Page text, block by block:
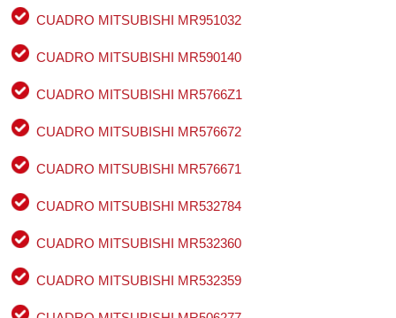
CUADRO MITSUBISHI MR951032
CUADRO MITSUBISHI MR590140
CUADRO MITSUBISHI MR5766Z1
CUADRO MITSUBISHI MR576672
CUADRO MITSUBISHI MR576671
CUADRO MITSUBISHI MR532784
CUADRO MITSUBISHI MR532360
CUADRO MITSUBISHI MR532359